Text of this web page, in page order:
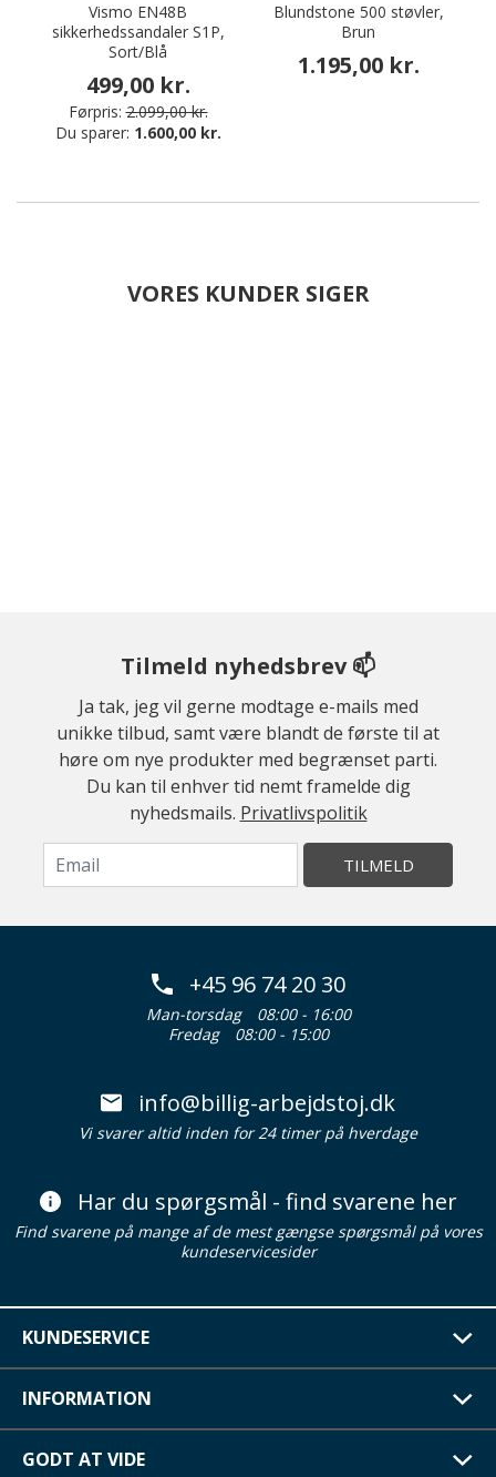
Vismo EN48B
sikkerhedssandaler S1P,
Sort/Blå
499,00 kr.
Førpris: 2.099,00 kr.
Du sparer: 1.600,00 kr.
Blundstone 500 støvler,
Brun
1.195,00 kr.
VORES KUNDER SIGER
Tilmeld nyhedsbrev 📫
Ja tak, jeg vil gerne modtage e-mails med
unikke tilbud, samt være blandt de første til at
høre om nye produkter med begrænset parti.
Du kan til enhver tid nemt framelde dig
nyhedsmails. Privatlivspolitik
TILMELD
+45 96 74 20 30
Man-torsdag
08:00 - 16:00
Fredag
08:00 - 15:00
info@billig-arbejdstoj.dk
Vi svarer altid inden for 24 timer på hverdage
Har du spørgsmål - find svarene her
Find svarene på mange af de mest gængse spørgsmål på vores
kundeservicesider
KUNDESERVICE
INFORMATION
GODT AT VIDE